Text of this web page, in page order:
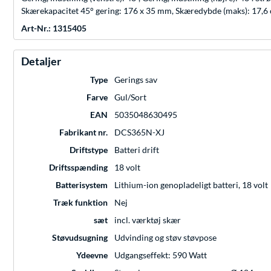
Skærekapacitet 45° gering: 176 x 35 mm, Skæredybde (maks): 17,6
Art-Nr.: 1315405
Detaljer
Type
Gerings sav
Farve
Gul/Sort
EAN
5035048630495
Fabrikant nr.
DCS365N-XJ
Driftstype
Batteri drift
Driftsspænding
18 volt
Batterisystem
Lithium-ion genopladeligt batteri, 18 volt
Træk funktion
Nej
sæt
incl. værktøj skær
Støvudsugning
Udvinding og støv støvpose
Ydeevne
Udgangseffekt: 590 Watt